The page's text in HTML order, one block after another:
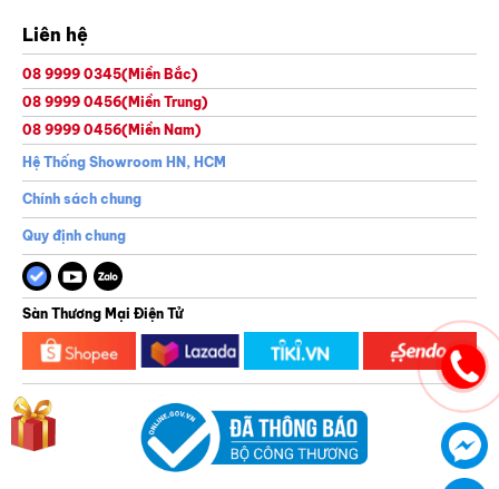
Thông tin của bạn sẽ được bảo mật theo chính sách bảo mật của GreenGolf
Liên hệ
08 9999 0345(Miền Bắc)
08 9999 0456(Miền Trung)
08 9999 0456(Miền Nam)
Hệ Thống Showroom HN, HCM
Chính sách chung
Quy định chung
Sàn Thương Mại Điện Tử